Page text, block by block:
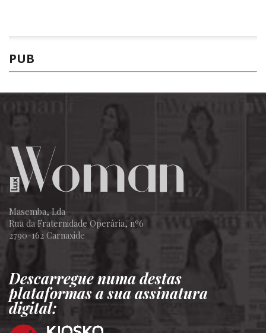
PUB
Masemba, Lda
Rua da Fraternidade Operária, nº6
2790-162 Carnaxide
Descarregue numa destas
plataformas a sua assinatura
digital: